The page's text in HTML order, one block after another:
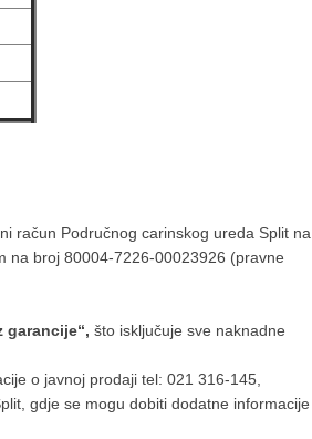
račun Područnog carinskog ureda Split na
na broj 80004-7226-00023926 (pravne
garancije“, što isključuje sve naknadne
o javnoj prodaji tel: 021 316-145,
gdje se mogu dobiti dodatne informacije